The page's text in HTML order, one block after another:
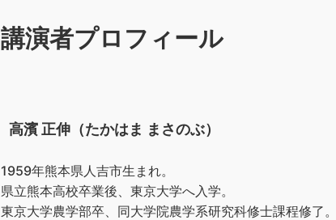
講演者プロフィール
高濱 正伸（たかはま まさのぶ）
1959年熊本県人吉市生まれ。
県立熊本高校卒業後、東京大学へ入学。
東京大学農学部卒、同大学院農学系研究科修士課程修了。